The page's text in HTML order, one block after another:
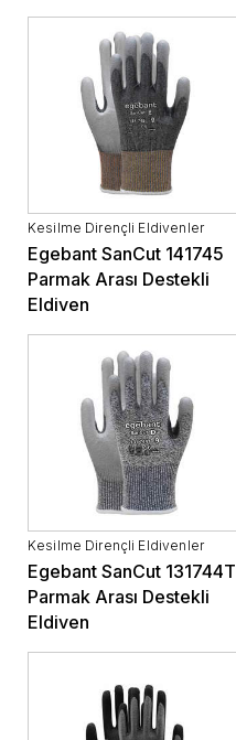
Kesilme Dirençli Eldivenler
Egebant SanCut 141745
Parmak Arası Destekli
Eldiven
Kesilme Dirençli Eldivenler
Egebant SanCut 131744T
Parmak Arası Destekli
Eldiven